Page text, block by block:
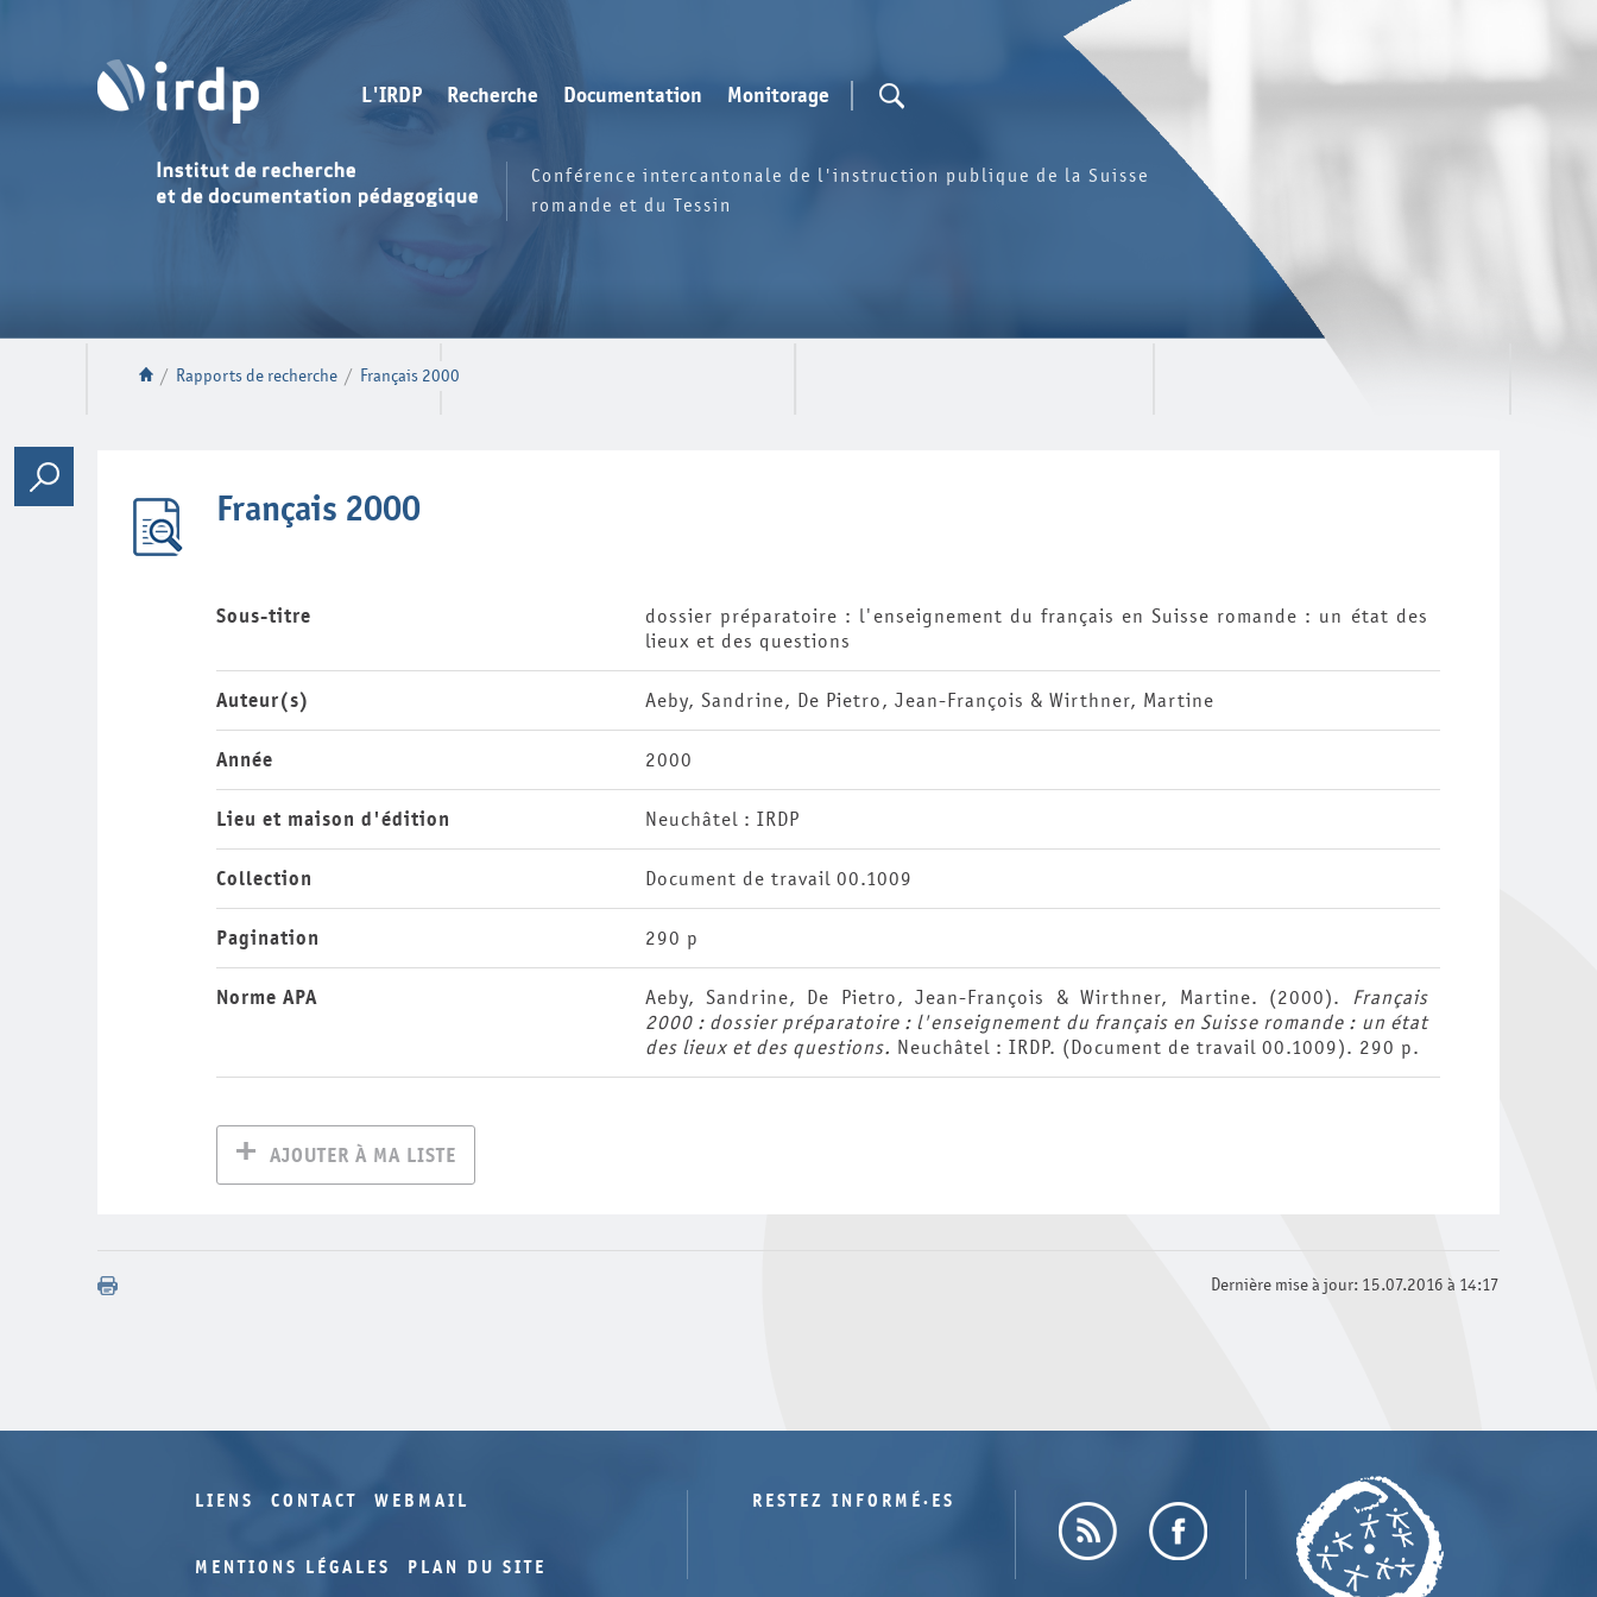
L'IRDP Recherche Documentation Monitorage
Conférence intercantonale de l'instruction publique de la Suisse
romande et du Tessin
/ Rapports de recherche / Français 2000
Français 2000
Sous-titre
dossier préparatoire : l'enseignement du français en Suisse romande : un état des
lieux et des questions
Auteur(s) Aeby, Sandrine, De Pietro, Jean-François & Wirthner, Martine
Année 2000
Lieu et maison d'édition Neuchâtel : IRDP
Collection Document de travail 00.1009
Pagination 290 p
Norme APA Aeby, Sandrine, De Pietro, Jean-François & Wirthner, Martine. (2000).
Français
2000 : dossier préparatoire : l'enseignement du français en Suisse romande : un état
des lieux et des questions. Neuchâtel : IRDP. (Document de travail 00.1009). 290 p.
AJOUTER À MA LISTE
Dernière mise à jour: 15.07.2016 à 14:17
LIENS CONTACT WEBMAIL
MENTIONS LÉGALES PLAN DU SITE
RESTEZ INFORMÉ·ES